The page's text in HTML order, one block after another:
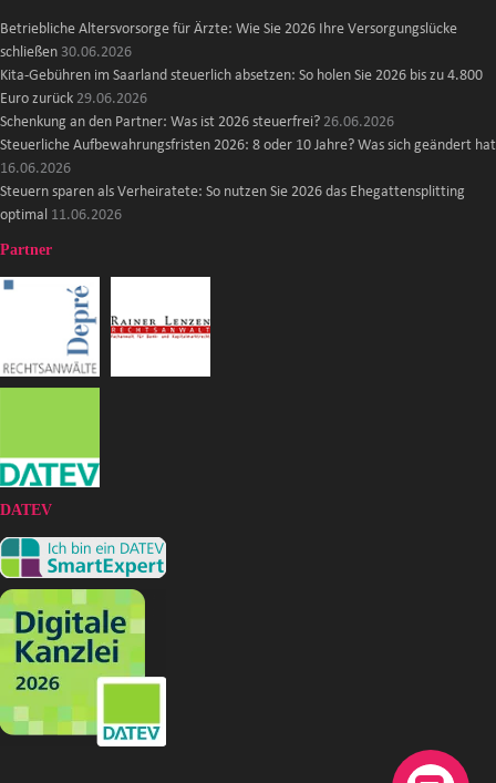
Betriebliche Altersvorsorge für Ärzte: Wie Sie 2026 Ihre Versorgungslücke
schließen 30.06.2026
Kita-Gebühren im Saarland steuerlich absetzen: So holen Sie 2026 bis zu 4.800
Euro zurück 29.06.2026
Schenkung an den Partner: Was ist 2026 steuerfrei? 26.06.2026
Steuerliche Aufbewahrungsfristen 2026: 8 oder 10 Jahre? Was sich geändert hat
16.06.2026
Steuern sparen als Verheiratete: So nutzen Sie 2026 das Ehegattensplitting
optimal 11.06.2026
Partner
DATEV